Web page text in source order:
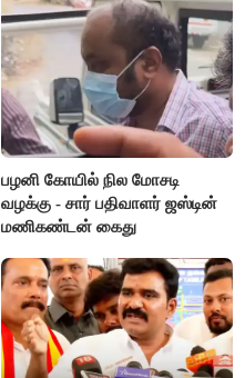
பழனி கோயில் நில மோசடி
வழக்கு - சார் பதிவாளர் ஜஸ்டின்
மணிகண்டன் கைது